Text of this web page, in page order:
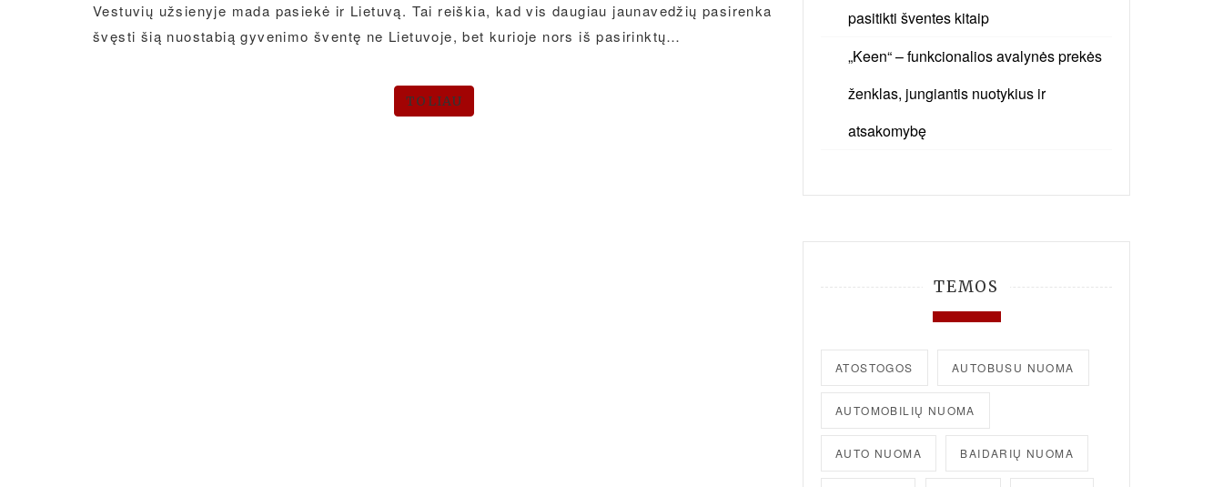
Vestuvių užsienyje mada pasiekė ir Lietuvą. Tai reiškia, kad vis daugiau jaunavedžių pasirenka
švęsti šią nuostabią gyvenimo šventę ne Lietuvoje, bet kurioje nors iš pasirinktų…
TOLIAU
pasitikti šventes kitaip
„Keen“ – funkcionalios avalynės prekės
ženklas, jungiantis nuotykius ir
atsakomybę
TEMOS
ATOSTOGOS AUTOBUSU NUOMA
AUTOMOBILIŲ NUOMA
AUTO NUOMA BAIDARIŲ NUOMA